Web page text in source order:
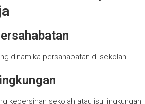
dinamika persahabatan di sekolah.
kebersihan sekolah atau isu lingkungan